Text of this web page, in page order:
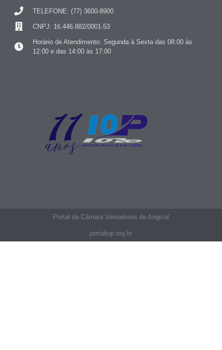
TELEFONE: (77) 3600-8900
CNPJ: 16.446.882/0001-53
Horário de Atendimento: Segunda à Sexta das 08:00 às
12:00 e das 14:00 às 17:00
Portal da Câmara Vereadores de Angical
portaliop.org.br